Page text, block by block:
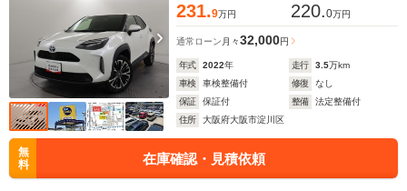
231.9万円 220.0万円
通常ローン 月々32,000円
年式 2022年 走行 3.5万km
車検
車検整備付 修復
なし
保証
保証付 整備
法定整備付
住所
大阪府大阪市淀川区
無
料
在庫確認・見積依頼